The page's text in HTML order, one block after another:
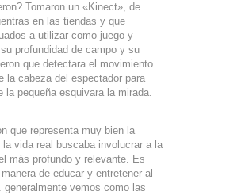
Tomaron un «Kinect», de
en las tiendas y que
a utilizar como juego y
profundidad de campo y su
que detectara el movimiento
la cabeza del espectador para
la pequeña esquivara la mirada.
que representa muy bien la
la vida real buscaba involucrar a la
más profundo y relevante. Es
de educar y entretener al
generalmente vemos como las